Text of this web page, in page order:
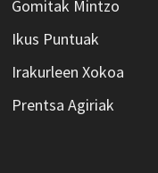
Gomitak Mintzo
Ikus Puntuak
Irakurleen Xokoa
Prentsa Agiriak